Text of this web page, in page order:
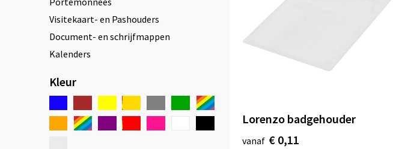
Visitekaart- en Pashouders
Document- en schrijfmappen
Kalenders
Kleur
Lorenzo badgehouder
vanaf € 0,11